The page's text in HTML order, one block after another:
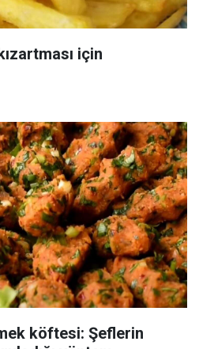
için
köftesi: Şeflerin